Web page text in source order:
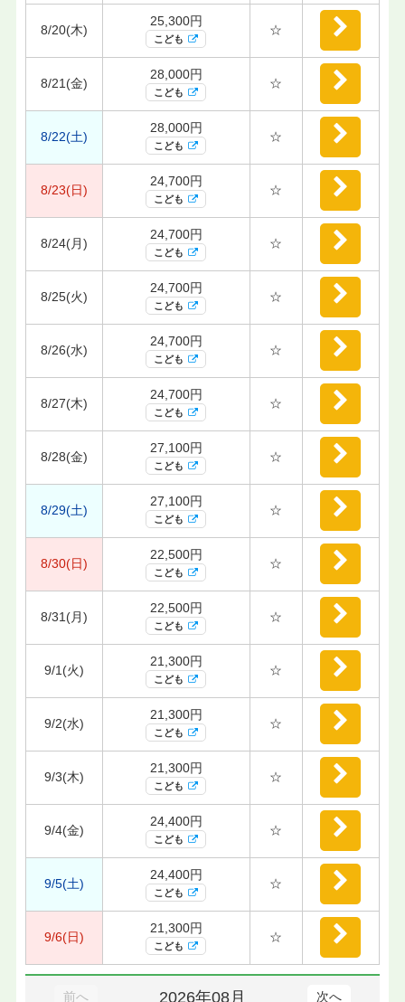
8/20(木)
25,300円
こども
☆
8/21(金)
28,000円
こども
☆
8/22(土)
28,000円
こども
☆
8/23(日)
24,700円
こども
☆
8/24(月)
24,700円
こども
☆
8/25(火)
24,700円
こども
☆
8/26(水)
24,700円
こども
☆
8/27(木)
24,700円
こども
☆
8/28(金)
27,100円
こども
☆
8/29(土)
27,100円
こども
☆
8/30(日)
22,500円
こども
☆
8/31(月)
22,500円
こども
☆
9/1(火)
21,300円
こども
☆
9/2(水)
21,300円
こども
☆
9/3(木)
21,300円
こども
☆
9/4(金)
24,400円
こども
☆
9/5(土)
24,400円
こども
☆
9/6(日)
21,300円
こども
☆
前へ 2026年08月 次へ